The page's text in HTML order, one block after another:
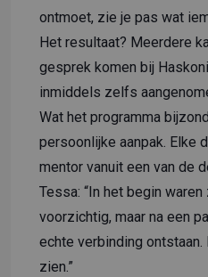
ontmoet, zie je pas wat
Het resultaat? Meerdere
gesprek komen bij
inmiddels zelfs
Wat het programma
persoonlijke aanpak. Elke
mentor vanuit een van de
Tessa: “In het begin
voorzichtig, maar na een
echte verbinding
zien.”